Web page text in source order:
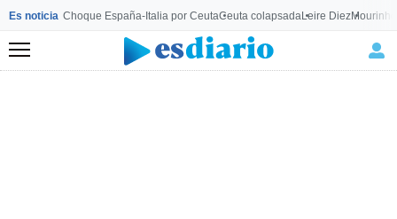
Es noticia Choque España-Italia por CeutaCeuta colapsadaLeire Diez
Menú